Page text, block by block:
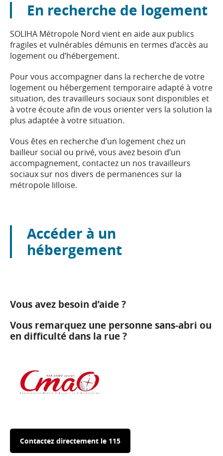
En recherche de logement
SOLIHA Métropole Nord vient en aide aux publics
fragiles et vulnérables démunis en termes d’accès au
logement ou d’hébergement.
Pour vous accompagner dans la recherche de votre
logement ou hébergement temporaire adapté à votre
situation, des travailleurs sociaux sont disponibles et
à votre écoute afin de vous orienter vers la solution la
plus adaptée à votre situation.
Vous êtes en recherche d’un logement chez un
bailleur social ou privé, vous avez besoin d’un
accompagnement, contactez un nos travailleurs
sociaux sur nos divers de permanences sur la
métropole lilloise.
Accéder à un
hébergement
Vous avez besoin d’aide ?
Vous remarquez une personne sans-abri ou
en difficulté dans la rue ?
Contactez directement le 115